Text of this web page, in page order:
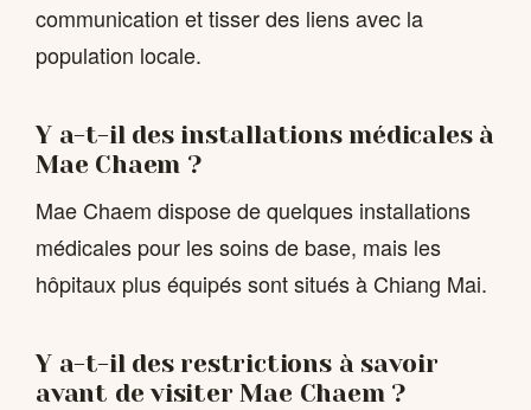
communication et tisser des liens avec la
population locale.
Y a-t-il des installations médicales à
Mae Chaem ?
Mae Chaem dispose de quelques installations
médicales pour les soins de base, mais les
hôpitaux plus équipés sont situés à Chiang Mai.
Y a-t-il des restrictions à savoir
avant de visiter Mae Chaem ?